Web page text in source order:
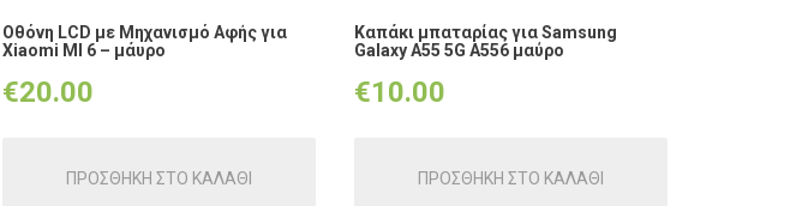
Οθόνη LCD με Μηχανισμό Αφής για
Xiaomi MI 6 – μάυρο
€20.00
ΠΡΟΣΘΗΚΗ ΣΤΟ ΚΑΛΑΘΙ
Καπάκι μπαταρίας για Samsung
Galaxy A55 5G A556 μαύρο
€10.00
ΠΡΟΣΘΗΚΗ ΣΤΟ ΚΑΛΑΘΙ